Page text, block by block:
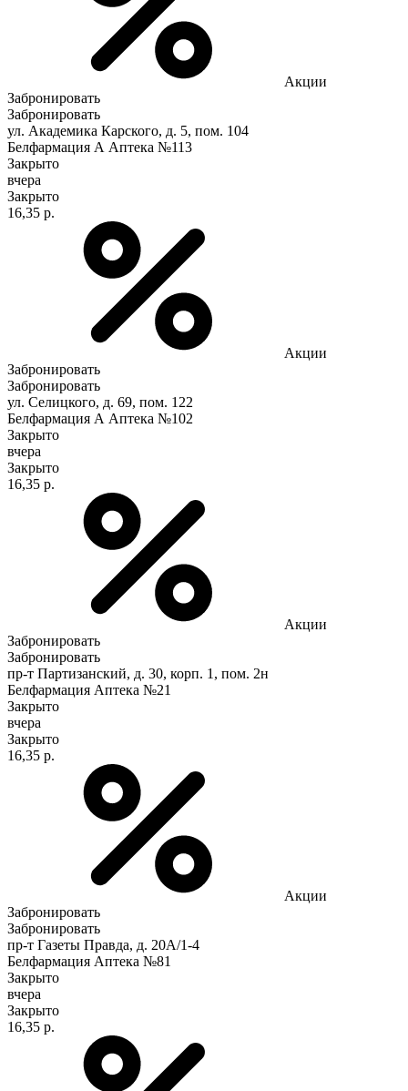
Акции
Забронировать
Забронировать
ул. Академика Карского, д. 5, пом. 104
Белфармация А Аптека №113
Закрыто
вчера
Закрыто
16,35 р.
Акции
Забронировать
Забронировать
ул. Селицкого, д. 69, пом. 122
Белфармация А Аптека №102
Закрыто
вчера
Закрыто
16,35 р.
Акции
Забронировать
Забронировать
пр-т Партизанский, д. 30, корп. 1, пом. 2н
Белфармация Аптека №21
Закрыто
вчера
Закрыто
16,35 р.
Акции
Забронировать
Забронировать
пр-т Газеты Правда, д. 20A/1-4
Белфармация Аптека №81
Закрыто
вчера
Закрыто
16,35 р.